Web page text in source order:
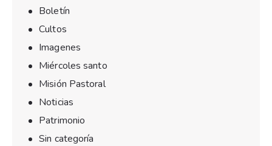
Boletín
Cultos
Imagenes
Miércoles santo
Misión Pastoral
Noticias
Patrimonio
Sin categoría